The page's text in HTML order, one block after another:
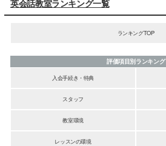
英会話教室ランキング一覧
ランキングTOP
評価項目別ランキング
入会手続き・特典
スタッフ
教室環境
レッスンの環境